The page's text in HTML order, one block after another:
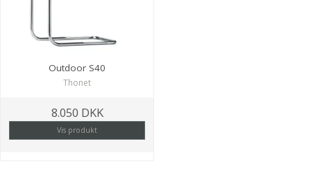
Outdoor S40
Thonet
8.050 DKK
Vis produkt